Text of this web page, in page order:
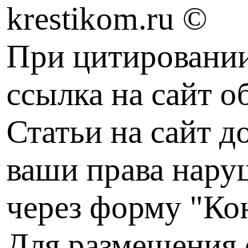
krestikom.ru ©
При
ссылка на сайт
Статьи на сайт
ваши права
через форму